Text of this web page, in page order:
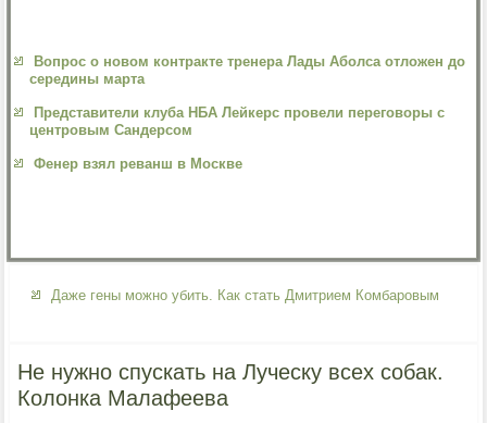
Вопрос о новом контракте тренера Лады Аболса отложен до
середины марта
Представители клуба НБА Лейкерс провели переговоры с
центровым Сандерсом
Фенер взял реванш в Москве
Даже гены можно убить. Как стать Дмитрием Комбаровым
Не нужно спускать на Луческу всех собак.
Колонка Малафеева